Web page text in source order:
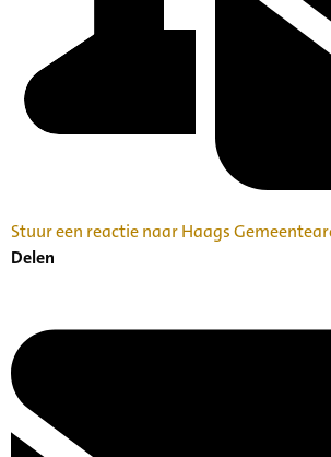
Stuur een reactie naar Haags
Delen